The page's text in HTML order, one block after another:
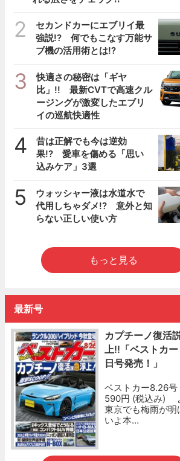
2
セカンドカーにエブリイ最
強説!? 何でもこなす万能サ
ブ機の活用術とは!?
3
快適さの秘密は「ギヤ
比」!! 最新CVTで高速クル
ージングが激変したエブリ
イの巡航快適性
4
昔は正解でも今は逆効
果!? 愛車を傷める「思い
込みケア」3選
5
ウォッシャー液は水道水で
代用しちゃダメ!? 意外と知
らない正しい使い方
もっと見る
最新号
カプチーノ復活
上!!「ベストカ
日号発売！」
ベストカー8.26号
590円 (税込み)
東京でも梅雨が明
いよ本…